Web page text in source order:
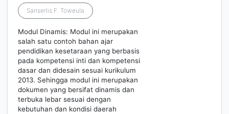
Sanserlis F. Toweula
Modul Dinamis: Modul ini merupakan
salah satu contoh bahan ajar
pendidikan kesetaraan yang berbasis
pada kompetensi inti dan kompetensi
dasar dan didesain sesuai kurikulum
2013. Sehingga modul ini merupakan
dokumen yang bersifat dinamis dan
terbuka lebar sesuai dengan
kebutuhan dan kondisi daerah